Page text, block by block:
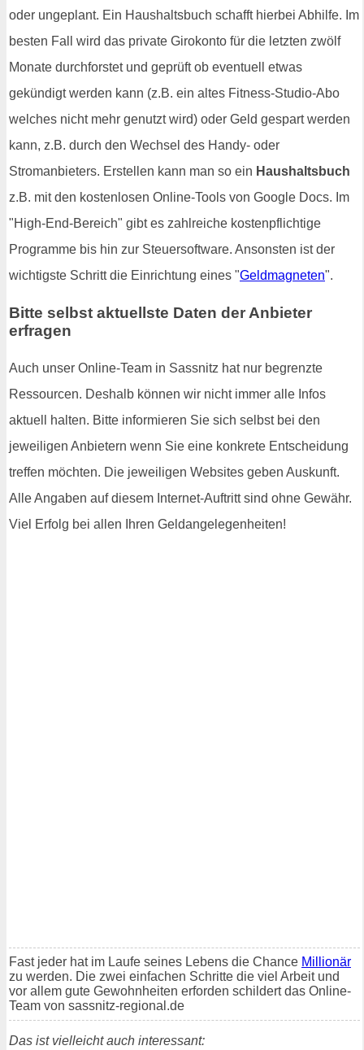
oder ungeplant. Ein Haushaltsbuch schafft hierbei Abhilfe. Im
besten Fall wird das private Girokonto für die letzten zwölf
Monate durchforstet und geprüft ob eventuell etwas
gekündigt werden kann (z.B. ein altes Fitness-Studio-Abo
welches nicht mehr genutzt wird) oder Geld gespart werden
kann, z.B. durch den Wechsel des Handy- oder
Stromanbieters. Erstellen kann man so ein Haushaltsbuch
z.B. mit den kostenlosen Online-Tools von Google Docs. Im
"High-End-Bereich" gibt es zahlreiche kostenpflichtige
Programme bis hin zur Steuersoftware. Ansonsten ist der
wichtigste Schritt die Einrichtung eines "Geldmagneten".
Bitte selbst aktuellste Daten der Anbieter
erfragen
Auch unser Online-Team in Sassnitz hat nur begrenzte
Ressourcen. Deshalb können wir nicht immer alle Infos
aktuell halten. Bitte informieren Sie sich selbst bei den
jeweiligen Anbietern wenn Sie eine konkrete Entscheidung
treffen möchten. Die jeweiligen Websites geben Auskunft.
Alle Angaben auf diesem Internet-Auftritt sind ohne Gewähr.
Viel Erfolg bei allen Ihren Geldangelegenheiten!
Fast jeder hat im Laufe seines Lebens die Chance Millionär
zu werden. Die zwei einfachen Schritte die viel Arbeit und
vor allem gute Gewohnheiten erforden schildert das Online-
Team von sassnitz-regional.de
Das ist vielleicht auch interessant: